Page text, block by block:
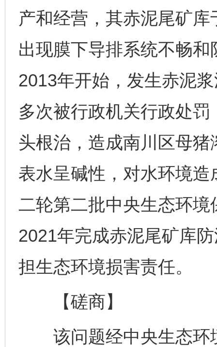
产和经营，其赤泥尾矿
出现膜下导排系统不畅
2013年开始，发生赤泥
多次被行政机关行政处
头根治，造成南川区母
表水呈碱性，对水环境
二轮第二批中央生态环
2021年完成赤泥尾矿库
担生态环境损害责任。
【磋商】
该问题经中央生态环